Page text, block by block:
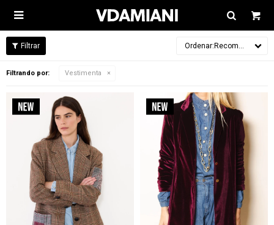

Recomendados
Filtrando por: Vestimenta